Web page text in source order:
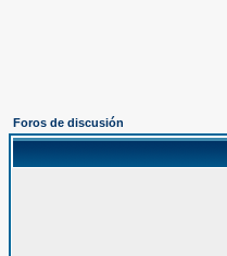
Foros de discusión